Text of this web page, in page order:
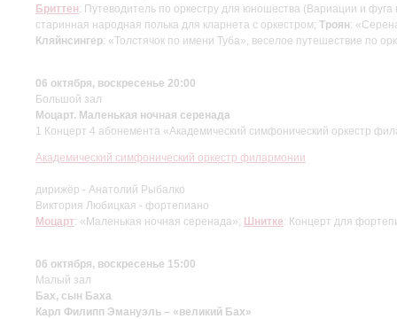
Бриттен: Путеводитель по оркестру для юношества (Вариации и
старинная народная полька для кларнета с оркестром; Троян:
Кляйнсингер: «Толстячок по имени Туба», веселое путешествие по
06 октября, воскресенье 20:00
Большой зал
Моцарт. Маленькая ночная серенада
1 Концерт 4 абонемента «Академический симфонический оркестр
Академический симфонический оркестр филармонии
дирижёр - Анатолий Рыбалко
Виктория Любицкая - фортепиано
Моцарт: «Маленькая ночная серенада»; Шнитке: Концерт для
06 октября, воскресенье 15:00
Малый зал
Бах, сын Баха
Карл Филипп Эмануэль – «великий Бах»